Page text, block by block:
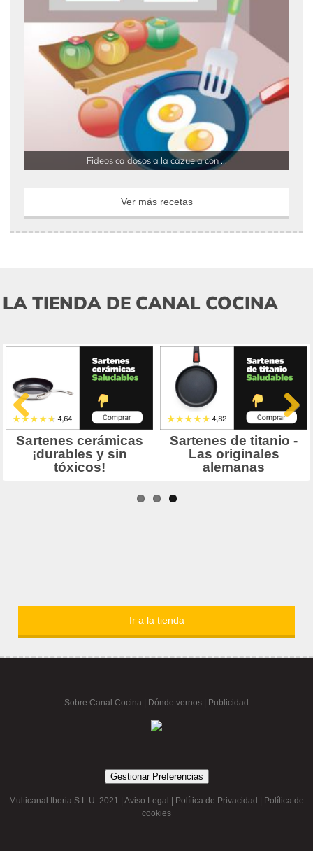
Fideos caldosos a la cazuela con ...
Ver más recetas
LA TIENDA DE CANAL COCINA
Ir a la tienda
Sobre Canal Cocina Dónde vernos | Publicidad
Gestionar Preferencias
Multicanal Iberia S.L.U. 2021 | Aviso Legal Política de Privacidad
Política de
cookies